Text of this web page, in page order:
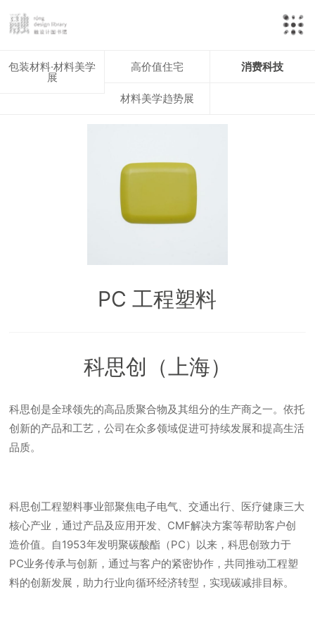
包装材料·材料美学
展
高价值住宅 消费科技
材料美学趋势展
PC 工程塑料
科思创（上海）
科思创是全球领先的高品质聚合物及其组分的生产商之一。依托
创新的产品和工艺，公司在众多领域促进可持续发展和提高生活
品质。
科思创工程塑料事业部聚焦电子电气、交通出行、医疗健康三大
核心产业，通过产品及应用开发、CMF解决方案等帮助客户创
造价值。自1953年发明聚碳酸酯（PC）以来，科思创致力于
PC业务传承与创新，通过与客户的紧密协作，共同推动工程塑
料的创新发展，助力行业向循环经济转型，实现碳减排目标。